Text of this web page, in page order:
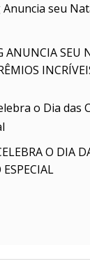
ANUNCIA SEU
O DIA